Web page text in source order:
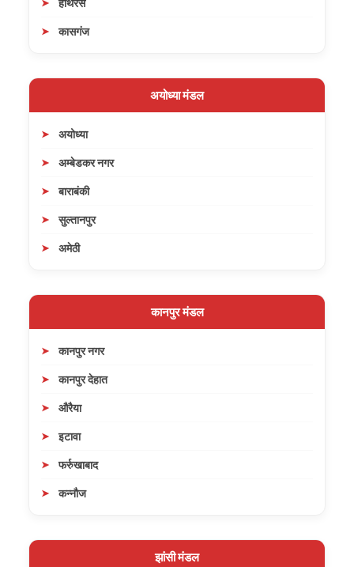
हाथरस
कासगंज
अयोध्या मंडल
अयोध्या
अम्बेडकर नगर
बाराबंकी
सुल्तानपुर
अमेठी
कानपुर मंडल
कानपुर नगर
कानपुर देहात
औरैया
इटावा
फर्रुखाबाद
कन्नौज
झांसी मंडल